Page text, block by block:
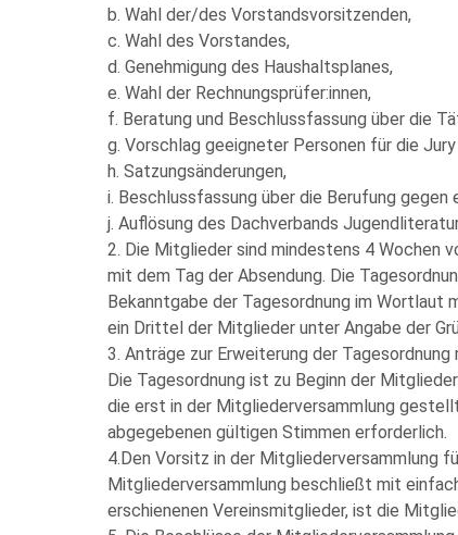
b. Wahl der/des Vorstandsvorsitzenden,
c. Wahl des Vorstandes,
d. Genehmigung des Haushaltsplanes,
e. Wahl der Rechnungsprüfer:innen,
f. Beratung und Beschlussfassung über die
g. Vorschlag geeigneter Personen für die
h. Satzungsänderungen,
i. Beschlussfassung über die Berufung
j. Auflösung des Dachverbands Jugendliteratur
2. Die Mitglieder sind mindestens 4 Wochen
mit dem Tag der Absendung. Die
Bekanntgabe der Tagesordnung im Wortlaut
ein Drittel der Mitglieder unter Angabe der
3. Anträge zur Erweiterung der
Die Tagesordnung ist zu Beginn der
die erst in der Mitgliederversammlung
abgegebenen gültigen Stimmen erforderlich.
4.Den Vorsitz in der Mitgliederversammlung
Mitgliederversammlung beschließt mit
erschienenen Vereinsmitglieder, ist die